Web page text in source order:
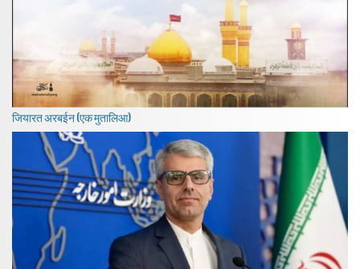
जियारत अरबईन (एक मुतालिआ)